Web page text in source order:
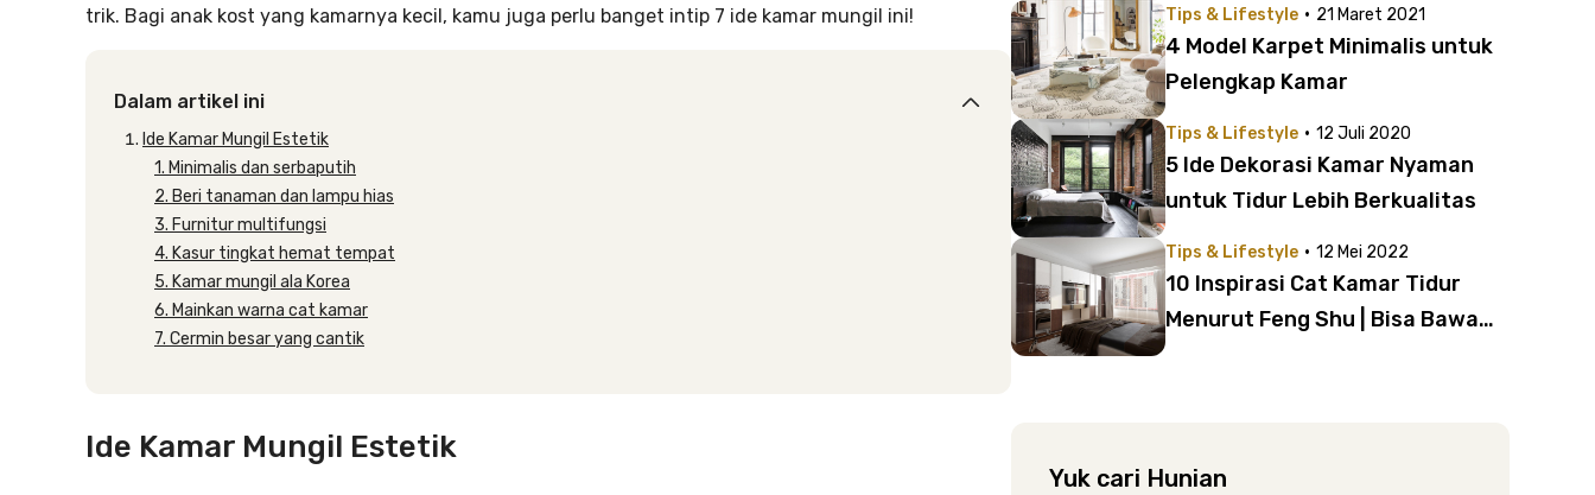
trik. Bagi anak kost yang kamarnya kecil, kamu juga perlu banget intip 7 ide kamar mungil ini!
Dalam artikel ini
Ide Kamar Mungil Estetik
1. Minimalis dan serbaputih
2. Beri tanaman dan lampu hias
3. Furnitur multifungsi
4. Kasur tingkat hemat tempat
5. Kamar mungil ala Korea
6. Mainkan warna cat kamar
7. Cermin besar yang cantik
Ide Kamar Mungil Estetik
Tips & Lifestyle · 21 Maret 2021
4 Model Karpet Minimalis untuk
Pelengkap Kamar
Tips & Lifestyle · 12 Juli 2020
5 Ide Dekorasi Kamar Nyaman
untuk Tidur Lebih Berkualitas
Tips & Lifestyle · 12 Mei 2022
10 Inspirasi Cat Kamar Tidur
Menurut Feng Shu | Bisa Bawa
Yuk cari Hunian